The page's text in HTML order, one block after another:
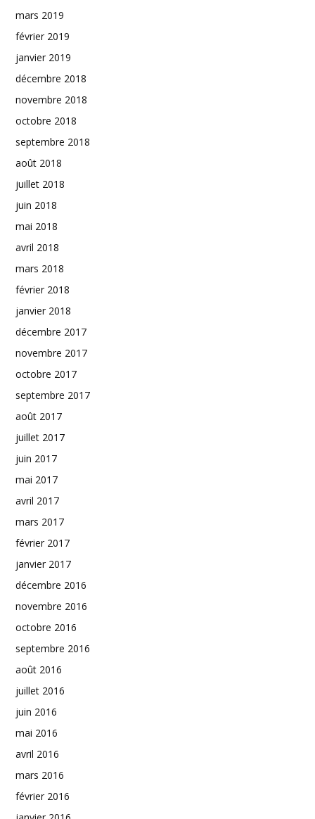
mars 2019
février 2019
janvier 2019
décembre 2018
novembre 2018
octobre 2018
septembre 2018
août 2018
juillet 2018
juin 2018
mai 2018
avril 2018
mars 2018
février 2018
janvier 2018
décembre 2017
novembre 2017
octobre 2017
septembre 2017
août 2017
juillet 2017
juin 2017
mai 2017
avril 2017
mars 2017
février 2017
janvier 2017
décembre 2016
novembre 2016
octobre 2016
septembre 2016
août 2016
juillet 2016
juin 2016
mai 2016
avril 2016
mars 2016
février 2016